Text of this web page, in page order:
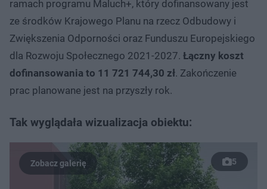
ramach programu Maluch+, który dofinansowany jest
ze środków Krajowego Planu na rzecz Odbudowy i
Zwiększenia Odporności oraz Funduszu Europejskiego
dla Rozwoju Społecznego 2021-2027. Łączny koszt
dofinansowania to 11 721 744,30 zł. Zakończenie
prac planowane jest na przyszły rok.
Tak wyglądała wizualizacja obiektu:
5